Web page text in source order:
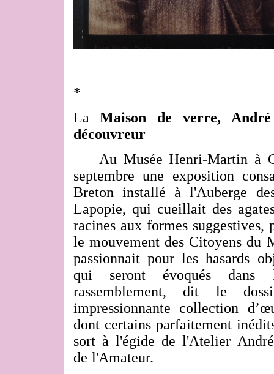
*
La Maison de verre,
découvreur
Au Musée Henri-Martin à
septembre une exposition
Breton installé à l'Auberge
Lapopie, qui cueillait des
racines aux formes
le mouvement des Citoyens du
passionnait pour les hasards
qui seront évoqués dans
rassemblement, dit le
impressionnante collection
dont certains parfaitement
sort à l'égide de l'Atelier
de l'Amateur.